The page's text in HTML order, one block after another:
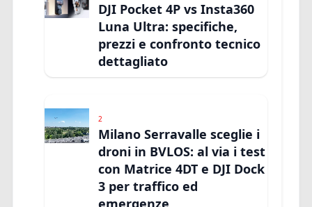
DJI Pocket 4P vs Insta360
Luna Ultra: specifiche,
prezzi e confronto tecnico
dettagliato
2
Milano Serravalle sceglie i
droni in BVLOS: al via i test
con Matrice 4DT e DJI Dock
3 per traffico ed
emergenze